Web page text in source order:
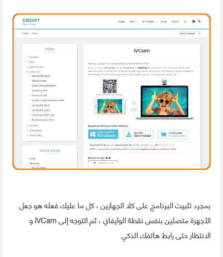
بمجرد تثبيت البرنامج على كلا الجهازين ، كل ما عليك فعله هو جعل
الأجهزة متصلين بنفس نقطة الوايفاي ، ثم التوجه إلى iVCam و
الانتظار حتى رابط هاتفك الذكي